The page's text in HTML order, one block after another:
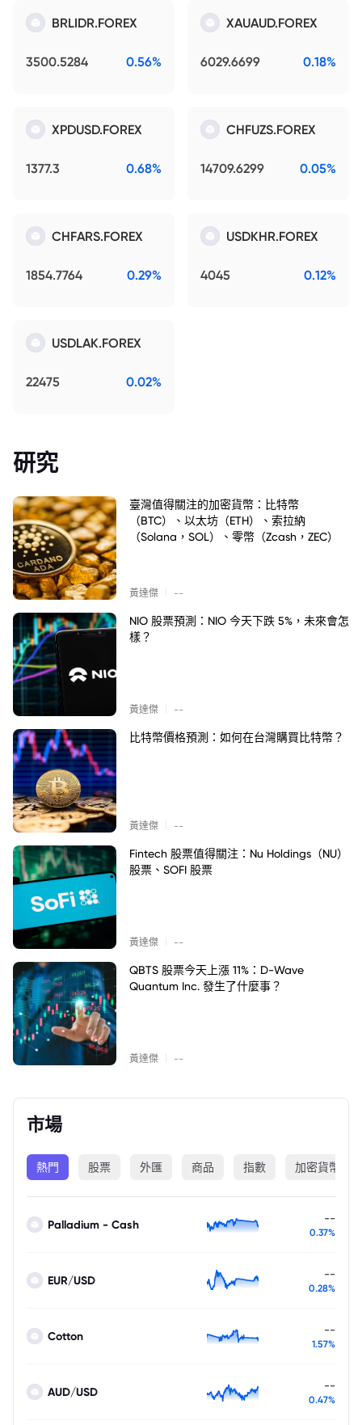
BRLIDR.FOREX
3500.5284 0.56%
XAUAUD.FOREX
6029.6699 0.18%
XPDUSD.FOREX
1377.3 0.68%
CHFUZS.FOREX
14709.6299 0.05%
CHFARS.FOREX
1854.7764 0.29%
USDKHR.FOREX
4045 0.12%
USDLAK.FOREX
22475 0.02%
研究
臺灣值得關注的加密貨幣：比特幣
（BTC）、以太坊（ETH）、索拉納
（Solana，SOL）、零幣（Zcash，ZEC）
黃達傑 --
NIO 股票預測：NIO 今天下跌 5%，未來會怎
樣？
黃達傑 --
比特幣價格預測：如何在台灣購買比特幣？
黃達傑 --
Fintech 股票值得關注：Nu Holdings（NU）
股票、SOFI 股票
黃達傑 --
QBTS 股票今天上漲 11%：D-Wave
Quantum Inc. 發生了什麼事？
黃達傑 --
市場
熱門 股票 外匯 商品 指數 加密貨幣
Palladium - Cash --
0.37%
EUR/USD --
0.28%
Cotton --
1.57%
AUD/USD --
0.47%